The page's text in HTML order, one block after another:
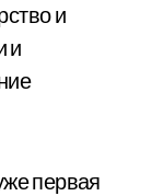
и
и
первая